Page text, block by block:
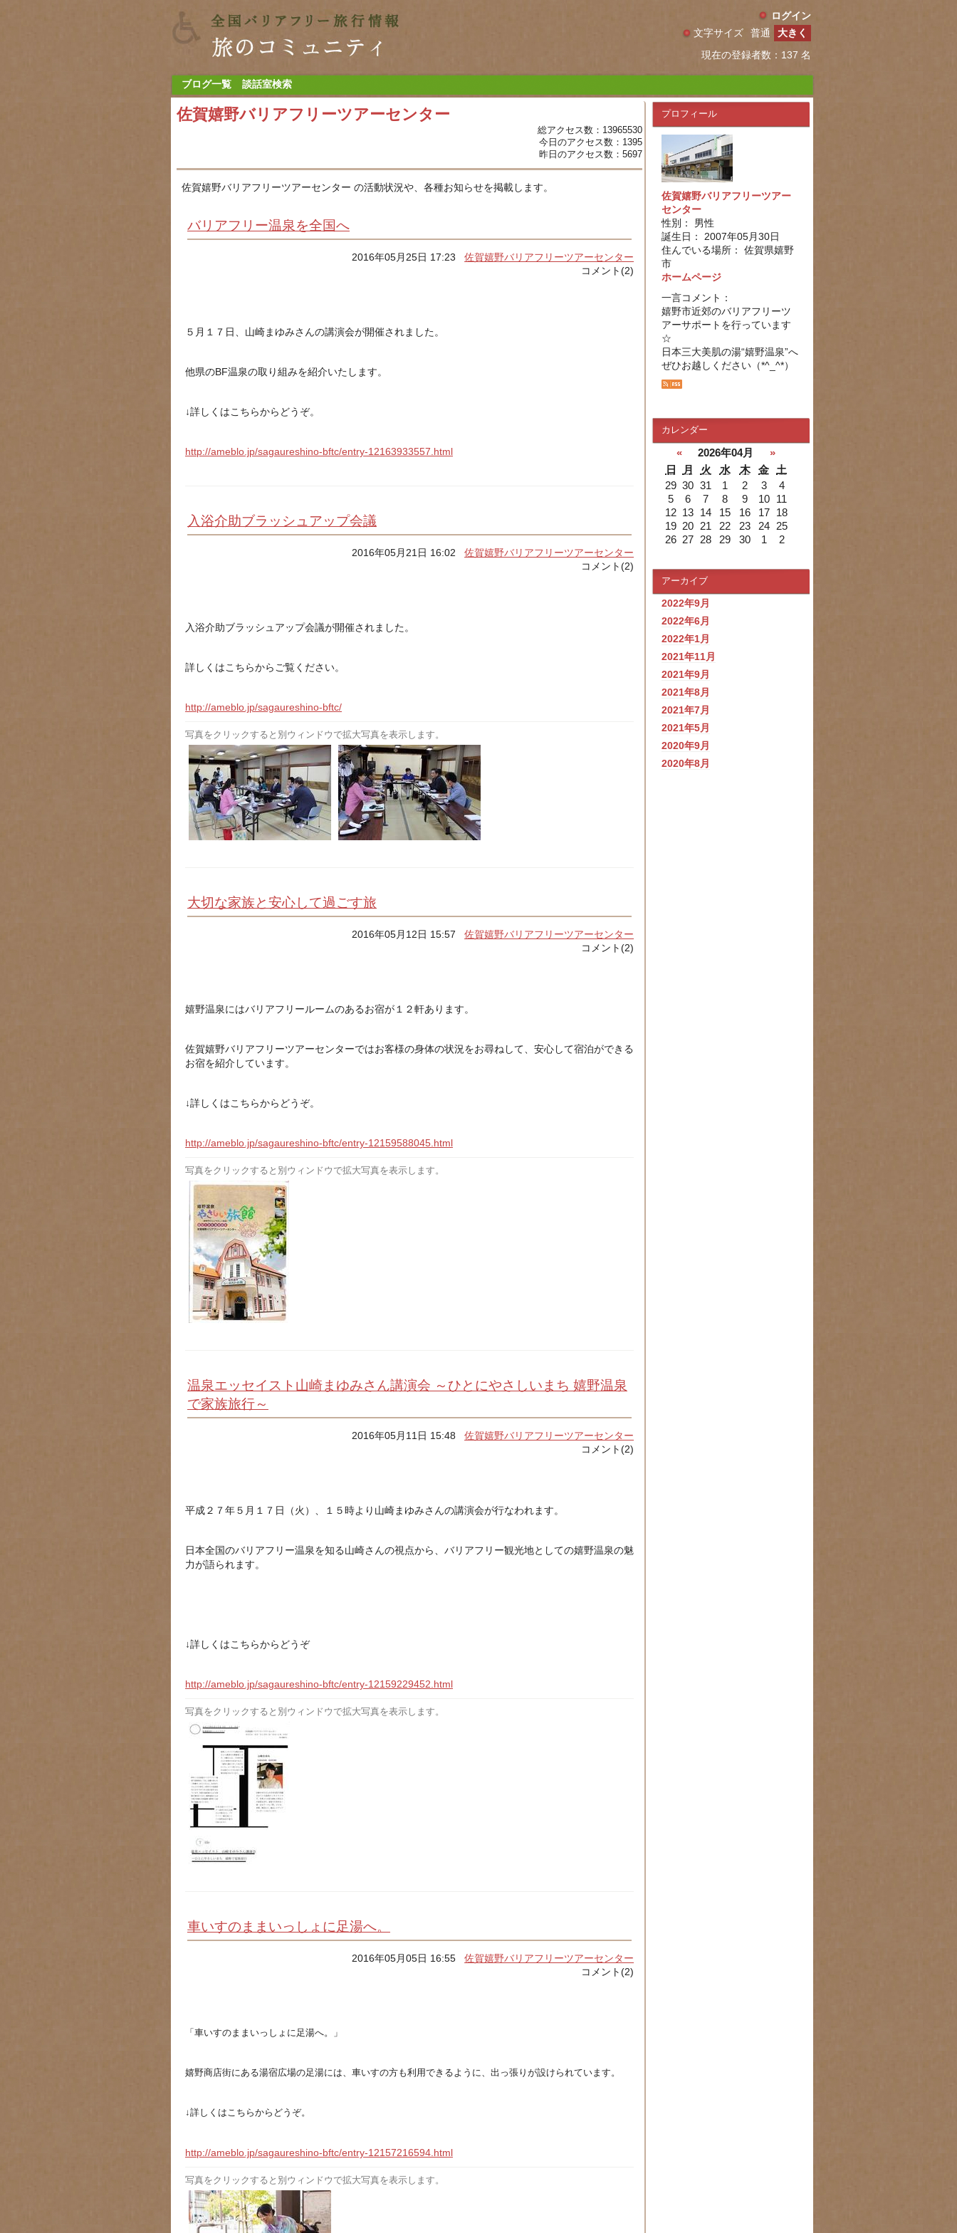
ログイン
現在の登録者数：137 名
文字サイズ 普通 大きく
ブログ一覧 談話室検索
佐賀嬉野バリアフリーツアーセンター
総アクセス数：13965530
今日のアクセス数：1395
昨日のアクセス数：5697
佐賀嬉野バリアフリーツアーセンター の活動状況や、各種お知らせを掲載します。
バリアフリー温泉を全国へ
2016年05月25日 17:23佐賀嬉野バリアフリーツアーセンター
コメント(2)
５月１７日、山崎まゆみさんの講演会が開催されました。
他県のBF温泉の取り組みを紹介いたします。
↓詳しくはこちらからどうぞ。
http://ameblo.jp/sagaureshino-bftc/entry-12163933557.html
入浴介助ブラッシュアップ会議
2016年05月21日 16:02佐賀嬉野バリアフリーツアーセンター
コメント(2)
入浴介助ブラッシュアップ会議が開催されました。
詳しくはこちらからご覧ください。
http://ameblo.jp/sagaureshino-bftc/
写真をクリックすると別ウィンドウで拡大写真を表示します。
大切な家族と安心して過ごす旅
2016年05月12日 15:57佐賀嬉野バリアフリーツアーセンター
コメント(2)
嬉野温泉にはバリアフリールームのあるお宿が１２軒あります。
佐賀嬉野バリアフリーツアーセンターではお客様の身体の状況をお尋ねして、安心して宿泊ができる
お宿を紹介しています。
↓詳しくはこちらからどうぞ。
http://ameblo.jp/sagaureshino-bftc/entry-12159588045.html
写真をクリックすると別ウィンドウで拡大写真を表示します。
温泉エッセイスト山崎まゆみさん講演会 ～ひとにやさしいまち 嬉野温泉
で家族旅行～
2016年05月11日 15:48佐賀嬉野バリアフリーツアーセンター
コメント(2)
平成２７年５月１７日（火）、１５時より山崎まゆみさんの講演会が行なわれます。
日本全国のバリアフリー温泉を知る山崎さんの視点から、バリアフリー観光地としての嬉野温泉の魅
力が語られます。
↓詳しくはこちらからどうぞ
http://ameblo.jp/sagaureshino-bftc/entry-12159229452.html
写真をクリックすると別ウィンドウで拡大写真を表示します。
車いすのままいっしょに足湯へ。
2016年05月05日 16:55佐賀嬉野バリアフリーツアーセンター
コメント(2)
「車いすのままいっしょに足湯へ。」
嬉野商店街にある湯宿広場の足湯には、車いすの方も利用できるように、出っ張りが設けられています。
↓詳しくはこちらからどうぞ。
http://ameblo.jp/sagaureshino-bftc/entry-12157216594.html
写真をクリックすると別ウィンドウで拡大写真を表示します。
プロフィール
佐賀嬉野バリアフリーツアー
センター
性別： 男性
誕生日： 2007年05月30日
住んでいる場所： 佐賀県嬉野
市
ホームページ
一言コメント：
嬉野市近郊のバリアフリーツ
アーサポートを行っています
☆
日本三大美肌の湯“嬉野温泉”へ
ぜひお越しください（*^_^*）
カレンダー
« 2026年04月
»
日
月 火 水 木 金
土
29 30 31 1 2 3
4
5
6 7 8 9 10
11
12 13 14 15 16 17
18
19 20 21 22 23 24
25
26 27 28 29 30 1 2
アーカイブ
2022年9月
2022年6月
2022年1月
2021年11月
2021年9月
2021年8月
2021年7月
2021年5月
2020年9月
2020年8月